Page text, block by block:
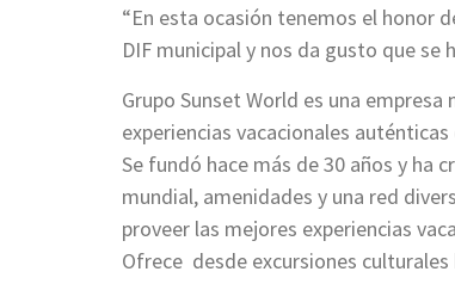
“En esta ocasión tenemos el honor
DIF municipal y nos da gusto que
Grupo Sunset World es una
experiencias vacacionales
Se fundó hace más de 30 años y ha
mundial, amenidades y una red
proveer las mejores experiencias
Ofrece desde excursiones